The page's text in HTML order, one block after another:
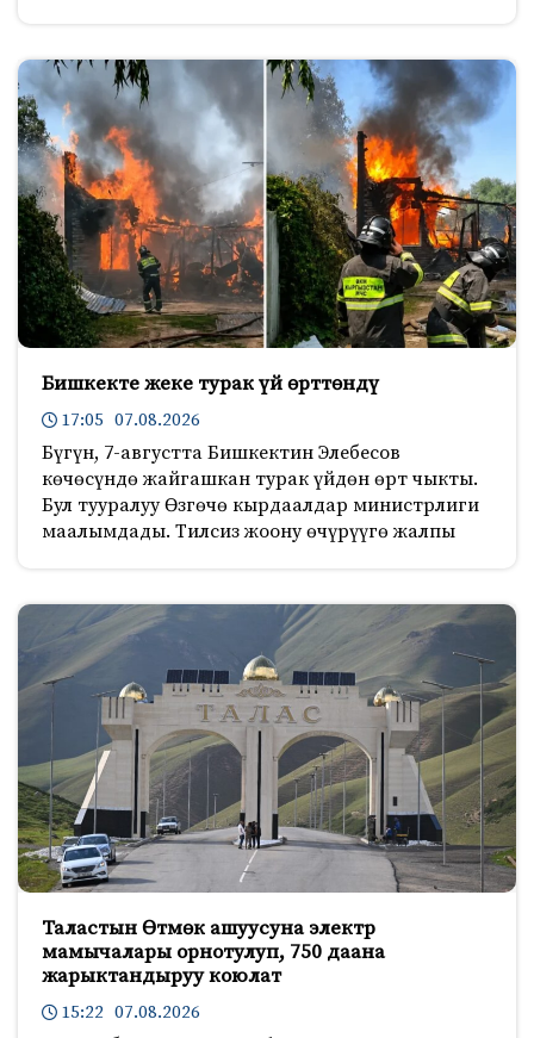
Бишкекте жеке турак үй өрттөндү
17:05 07.08.2026
Бүгүн, 7-августта Бишкектин Элебесов
көчөсүндө жайгашкан турак үйдөн өрт чыкты.
Бул тууралуу Өзгөчө кырдаалдар министрлиги
маалымдады. Тилсиз жоону өчүрүүгө жалпы
Таластын Өтмөк ашуусуна электр
мамычалары орнотулуп, 750 даана
жарыктандыруу коюлат
15:22 07.08.2026